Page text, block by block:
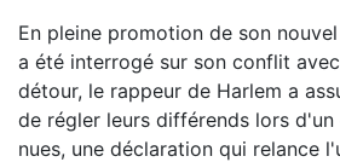
En pleine promotion de son
a été interrogé sur son conflit
détour, le rappeur de Harlem a
de régler leurs différends lors
nues, une déclaration qui relance